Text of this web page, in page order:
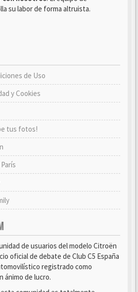
su labor de forma altruista.
de Uso
y Cookies
tus fotos!
de usuarios del modelo Citroën
oficial de debate de Club C5 España
registrado como
ánimo de lucro.